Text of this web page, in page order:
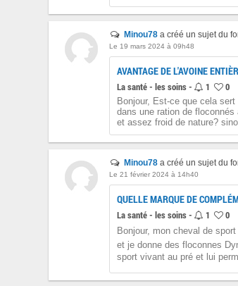
Minou78 a créé un sujet du
Le 19 mars 2024 à 09h48
AVANTAGE DE L'AVOINE
La santé - les soins - 1 0
Bonjour, Est-ce que cela
dans une ration de
et assez froid de nature?
Minou78 a créé un sujet du
Le 21 février 2024 à 14h40
QUELLE MARQUE DE
La santé - les soins - 1 0
Bonjour, mon cheval de
et je donne des floconnes
sport vivant au pré et lui